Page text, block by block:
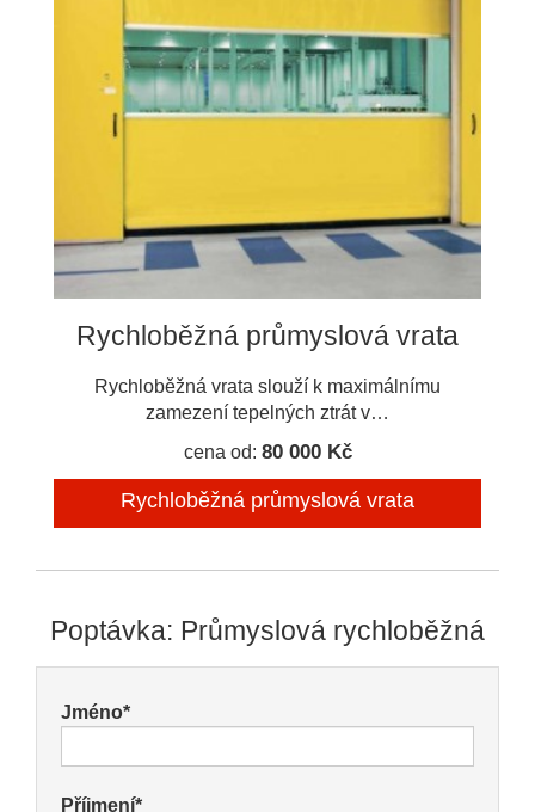
Rychloběžná průmyslová vrata
Rychloběžná vrata slouží k maximálnímu
zamezení tepelných ztrát v…
cena od: 80 000 Kč
Rychloběžná průmyslová vrata
Poptávka: Průmyslová rychloběžná
Jméno*
Příjmení*